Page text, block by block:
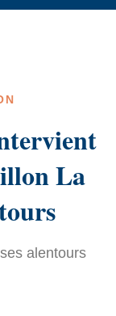
La
alentours